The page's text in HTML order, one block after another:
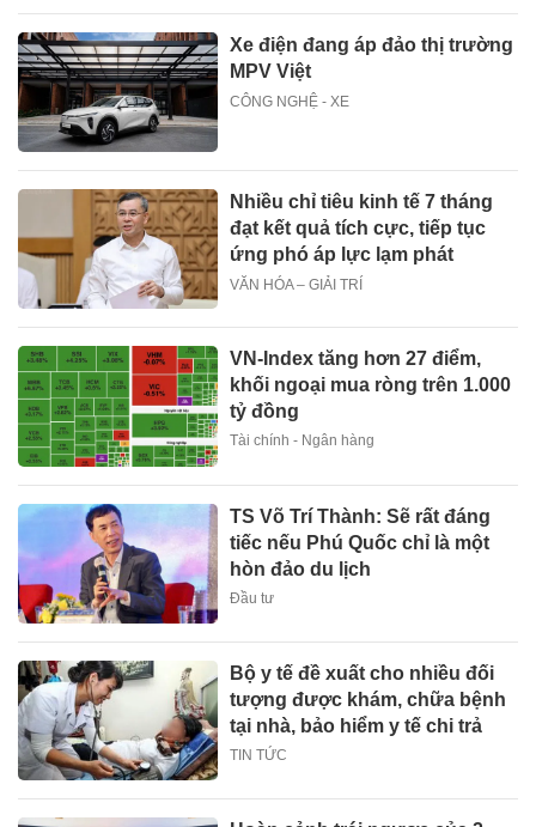
Xe điện đang áp đảo thị trường
MPV Việt
CÔNG NGHỆ - XE
Nhiều chỉ tiêu kinh tế 7 tháng
đạt kết quả tích cực, tiếp tục
ứng phó áp lực lạm phát
VĂN HÓA – GIẢI TRÍ
VN-Index tăng hơn 27 điểm,
khối ngoại mua ròng trên 1.000
tỷ đồng
Tài chính - Ngân hàng
TS Võ Trí Thành: Sẽ rất đáng
tiếc nếu Phú Quốc chỉ là một
hòn đảo du lịch
Đầu tư
Bộ y tế đề xuất cho nhiều đối
tượng được khám, chữa bệnh
tại nhà, bảo hiểm y tế chi trả
TIN TỨC